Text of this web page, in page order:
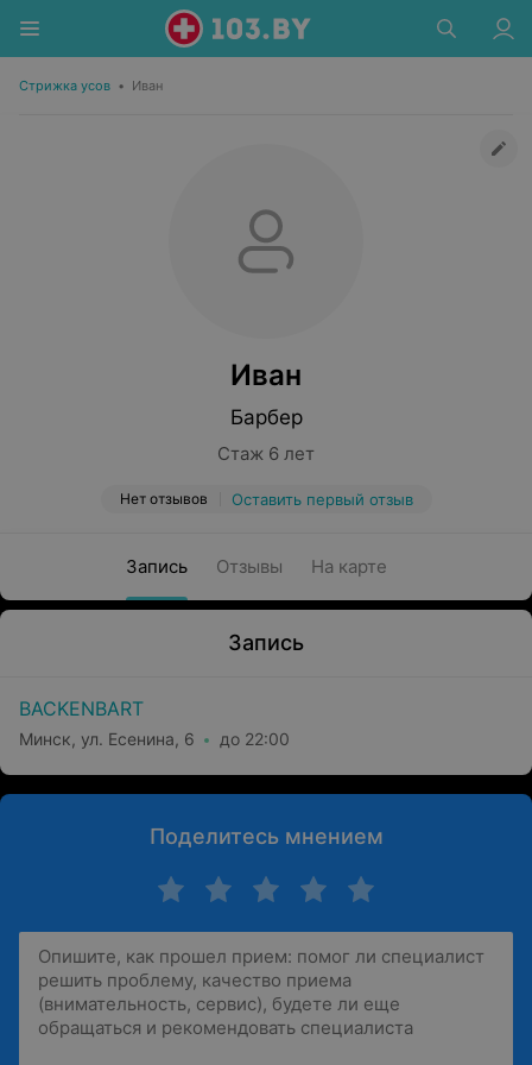
Стрижка усов • Иван
Иван
Барбер
Стаж 6 лет
Нет отзывов Оставить первый отзыв
Запись Отзывы На карте
Запись
BACKENBART
Минск, ул. Есенина, 6 до 22:00
Поделитесь мнением